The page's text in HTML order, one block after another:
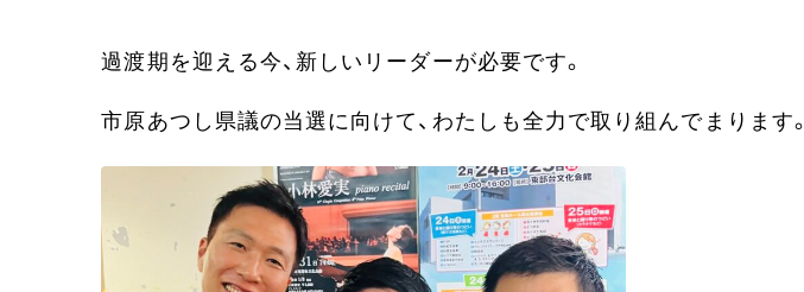
過渡期を迎える今、新しいリーダーが必要です。
市原あつし県議の当選に向けて、わたしも全力で取り組んでまります。